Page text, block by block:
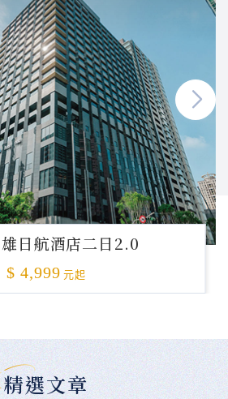
日航酒店二日2.0
$ 4,999 元起
精選文章